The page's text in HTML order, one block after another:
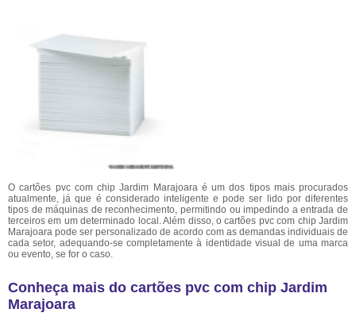
O cartões pvc com chip Jardim Marajoara é um dos tipos mais procurados
atualmente, já que é considerado inteligente e pode ser lido por diferentes
tipos de máquinas de reconhecimento, permitindo ou impedindo a entrada de
terceiros em um determinado local. Além disso, o cartões pvc com chip Jardim
Marajoara pode ser personalizado de acordo com as demandas individuais de
cada setor, adequando-se completamente à identidade visual de uma marca
ou evento, se for o caso.
Conheça mais do cartões pvc com chip Jardim
Marajoara